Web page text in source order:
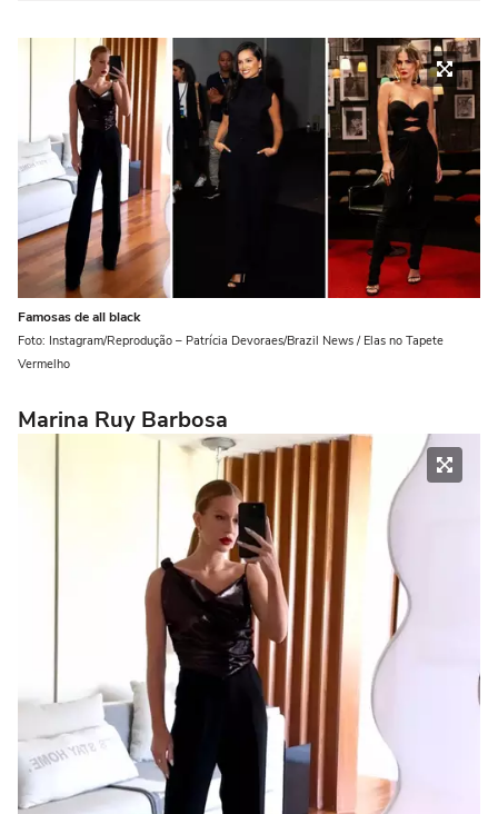
Famosas de all black
Foto: Instagram/Reprodução – Patrícia Devoraes/Brazil News / Elas no Tapete
Vermelho
Marina Ruy Barbosa